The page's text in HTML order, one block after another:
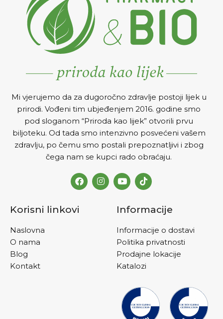
vera ESI gel pomaže u
održavanju hidrolipidnog
balansa epiderme,
povećavajući njenu
zategnutost i čvrstoću.
umanjuje ožiljke i upale
kože. Sadrži i ulje čajevca
antimikrobnom djelovanju.
Gel ne sadrži parabene,
dobiven je hladnim
cijeđenjem aloe vere.
Pogodan je za sve tipove
kože, nemastan je i brzo se
apsorbuje.UPUTSTVO ZA
UPOTREBU:
potrebnu količinu na kožu.
Mi vjerujemo da za dugoročno zdravlje postoji lijek u
prirodi. Vođeni tim ubjeđenjem 2016. godine smo
pod sloganom “Priroda kao lijek” otvorili prvu
biljoteku. Od tada smo intenzivno posvećeni vašem
zdravlju, po čemu smo postali prepoznatljivi i zbog
čega nam se kupci rado obraćaju.
Korisni linkovi
Naslovna
O nama
Blog
Kontakt
Informacije
Informacije o dostavi
Politika privatnosti
Prodajne lokacije
Katalozi